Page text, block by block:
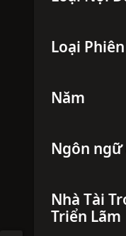
Loại
Năm
Ngôn ngữ
Nhà Tài
Triển Lãm